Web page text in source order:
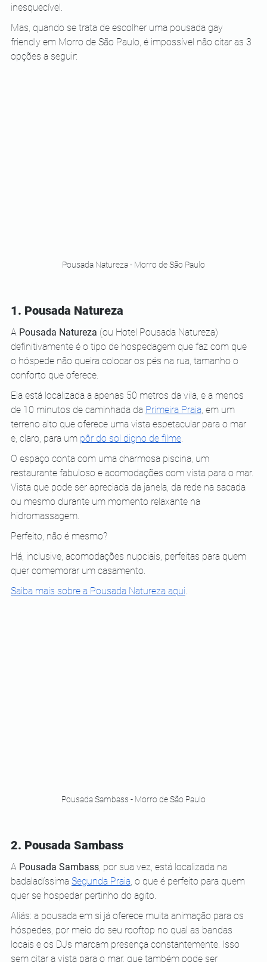
inesquecível.
Mas, quando se trata de escolher uma pousada gay
friendly em Morro de São Paulo, é impossível não citar as 3
opções a seguir:
Pousada Natureza - Morro de São Paulo
1. Pousada Natureza
A Pousada Natureza (ou Hotel Pousada Natureza)
definitivamente é o tipo de hospedagem que faz com que
o hóspede não queira colocar os pés na rua, tamanho o
conforto que oferece.
Ela está localizada a apenas 50 metros da vila, e a menos
de 10 minutos de caminhada da Primeira Praia , em um
terreno alto que oferece uma vista espetacular para o mar
e, claro, para um pôr do sol digno de filme
O espaço conta com uma charmosa piscina, um
restaurante fabuloso e acomodações com vista para o mar.
Vista que pode ser apreciada da janela, da rede na sacada
ou mesmo durante um momento relaxante na
hidromassagem.
Perfeito, não é mesmo?
Há, inclusive, acomodações nupciais, perfeitas para quem
quer comemorar um casamento.
Saiba mais sobre a Pousada Natureza aqui
Pousada Sambass - Morro de São Paulo
2. Pousada Sambass
A Pousada Sambass , por sua vez, está localizada na
badaladíssima Segunda Praia , o que é perfeito para quem
quer se hospedar pertinho do agito.
Aliás: a pousada em si já oferece muita animação para os
hóspedes, por meio do seu rooftop no qual as bandas
locais e os DJs marcam presença constantemente. Isso
sem citar a vista para o mar, que também pode ser